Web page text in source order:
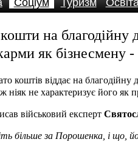
Соціум Туризм
на благодійну
як бізнесмену -
коштів віддає на благодійну
не характеризує його як
військовий експерт
більше за Порошенка, і що,